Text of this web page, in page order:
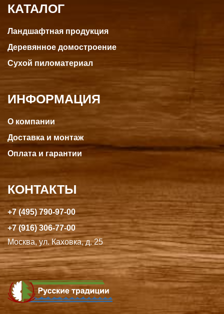
КАТАЛОГ
Ландшафтная продукция
Деревянное домостроение
Сухой пиломатериал
ИНФОРМАЦИЯ
О компании
Доставка и монтаж
Оплата и гарантии
КОНТАКТЫ
+7 (495) 790-97-00
+7 (916) 306-77-00
Москва, ул. Каховка, д. 25